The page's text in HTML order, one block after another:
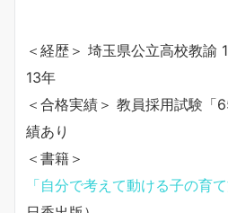
＜経歴＞ 埼玉県公立高校教諭
13年
＜合格実績＞ 教員採用試験「
績あり
＜書籍＞
「自分で考えて動ける子の育て